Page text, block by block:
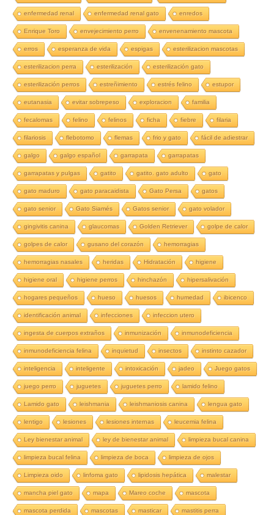
enfermedad renal enfermedad renal gato enredos
Enrique Toro envejecimiento perro envenenamiento mascota
erros esperanza de vida espigas esterilizacion mascotas
esterilizacion perra esterilización esterilización gato
esterilización perros estreñimiento estrés felino estupor
eutanasia evitar sobrepeso exploracion familia
fecalomas felino felinos ficha fiebre filaria
filariosis flebotomo flemas frio y gato fácil de adiestrar
galgo galgo español garrapata garrapatas
garrapatas y pulgas gatito gatito. gato adulto gato
gato maduro gato paracaidista Gato Persa gatos
gato senior Gato Siamés Gatos senior gato volador
gingivitis canina glaucomas Golden Retriever golpe de calor
golpes de calor gusano del corazón hemorragias
hemorragias nasales heridas Hidratación higiene
higiene oral higiene perros hinchazón hipersalivación
hogares pequeños hueso huesos humedad ibicenco
identificación animal infecciones infeccion utero
ingesta de cuerpos extraños inmunización inmunodeficiencia
inmunodeficiencia felina inquietud insectos instinto cazador
inteligencia inteligente intoxicación jadeo Juego gatos
juego perro juguetes juguetes perro lamido felino
Lamido gato leishmania leishmaniosis canina lengua gato
lentigo lesiones lesiones internas leucemia felina
Ley bienestar animal ley de bienestar animal limpieza bucal canina
limpieza bucal felina limpieza de boca limpieza de ojos
Limpieza oido linfoma gato lipidosis hepática malestar
mancha piel gato mapa Mareo coche mascota
mascota perdida mascotas masticar mastitis perra